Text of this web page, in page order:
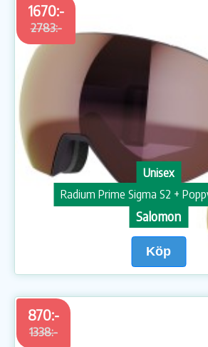
1670:-
2783:-
Unisex
Salomon
Köp
870:-
1338:-